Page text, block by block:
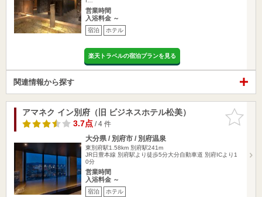
営業時間
入浴料金 ～
宿泊 ホテル
楽天トラベルの宿泊プランを見る
関連情報から探す
お気に入
りに追加
アマネク イン別府（旧 ビジネスホテル松美）
3.7点/ 4 件
大分県 / 別府市 / 別府温泉
東別府駅1.58km 別府駅241m
JR日豊本線 別府駅より徒歩5分大分自動車道 別府ICより1
0分
営業時間
入浴料金 ～
宿泊 ホテル